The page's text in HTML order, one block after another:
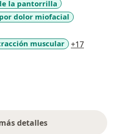
indexadas y en Texto de
en temas como dolor
superiores, dolor
la pantorrilla
dolor miofacial
muscular
+17
detalles
sobre la experiencia